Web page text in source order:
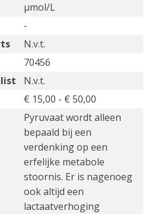
µmol/L
-
N.v.t.
70456
N.v.t.
€ 15,00 - € 50,00
Pyruvaat wordt alleen
bepaald bij een
verdenking op een
erfelijke metabole
stoornis. Er is nagenoeg
ook altijd een
lactaatverhoging